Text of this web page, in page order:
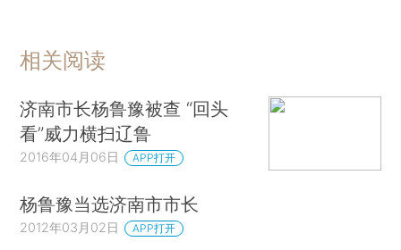
相关阅读
济南市长杨鲁豫被查 “回头
看”威力横扫辽鲁
2016年04月06日 APP打开
杨鲁豫当选济南市市长
2012年03月02日 APP打开